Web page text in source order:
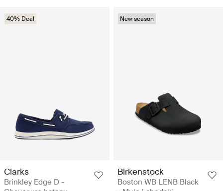
40% Deal
Clarks
Brinkley Edge D -
New season
Birkenstock
Boston WB LENB Black